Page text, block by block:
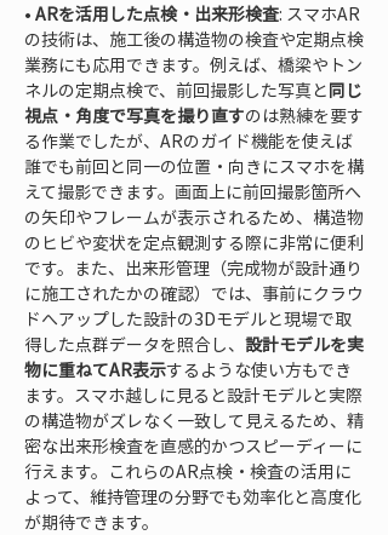
• ARを活用した点検・出来形検査: スマホAR
の技術は、施工後の構造物の検査や定期点検
業務にも応用できます。例えば、橋梁やトン
ネルの定期点検で、前回撮影した写真と同じ
視点・角度で写真を撮り直すのは熟練を要す
る作業でしたが、ARのガイド機能を使えば
誰でも前回と同一の位置・向きにスマホを構
えて撮影できます。画面上に前回撮影箇所へ
の矢印やフレームが表示されるため、構造物
のヒビや変状を定点観測する際に非常に便利
です。また、出来形管理（完成物が設計通り
に施工されたかの確認）では、事前にクラウ
ドへアップした設計の3Dモデルと現場で取
得した点群データを照合し、 設計モデルを実
物に重ねてAR表示するような使い方もでき
ます。スマホ越しに見ると設計モデルと実際
の構造物がズレなく一致して見えるため、精
密な出来形検査を直感的かつスピーディーに
行えます。これらのAR点検・検査の活用に
よって、維持管理の分野でも効率化と高度化
が期待できます。